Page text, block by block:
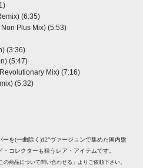
(6:35)
Plus Mix) (5:53)
(3:36)
(5:47)
Mix) (7:16)
(5:32)
を(一曲除く)12"ヴァージョンで集めた国内盤
コレクターも狙うレア・アイテムです。
商品について問い合わせる」よりご依頼下さい。